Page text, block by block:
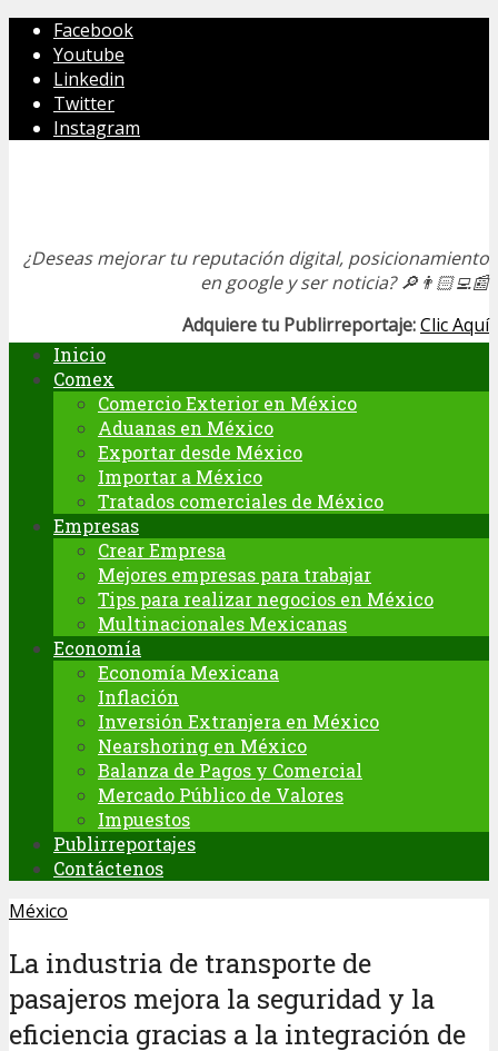
Facebook
Youtube
Linkedin
Twitter
Instagram
¿Deseas mejorar tu reputación digital, posicionamiento
en google y ser noticia?🔎👨🏻‍💻📰
Adquiere tu Publirreportaje:Clic Aquí
Inicio
Comex
Comercio Exterior en México
Aduanas en México
Exportar desde México
Importar a México
Tratados comerciales de México
Empresas
Crear Empresa
Mejores empresas para trabajar
Tips para realizar negocios en México
Multinacionales Mexicanas
Economía
Economía Mexicana
Inflación
Inversión Extranjera en México
Nearshoring en México
Balanza de Pagos y Comercial
Mercado Público de Valores
Impuestos
Publirreportajes
Contáctenos
México
La industria de transporte de
pasajeros mejora la seguridad y la
eficiencia gracias a la integración de